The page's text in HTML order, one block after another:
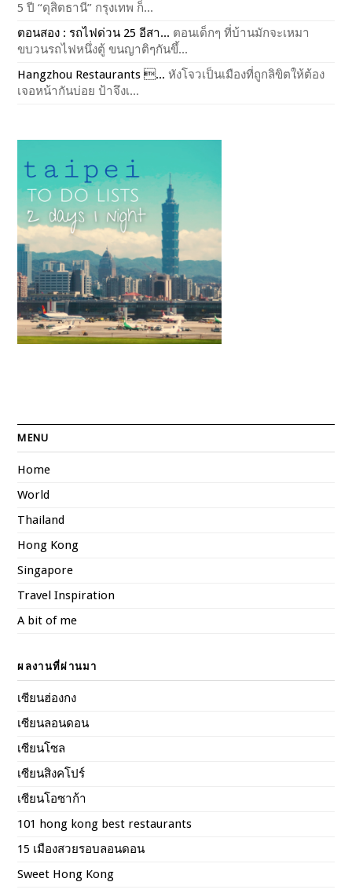
5 ปี “ดุสิตธานี” กรุงเทพ ก็...
ตอนสอง : รถไฟด่วน 25 อีสา... ตอนเด็กๆ ที่บ้านมักจะเหมา
ขบวนรถไฟหนึ่งตู้ ขนญาติๆกันขึ้...
Hangzhou Restaurants ... หังโจวเป็นเมืองที่ถูกลิขิตให้ต้อง
เจอหน้ากันบ่อย ป้าจึงเ...
MENU
Home
World
Thailand
Hong Kong
Singapore
Travel Inspiration
A bit of me
ผลงานที่ผ่านมา
เซียนฮ่องกง
เซียนลอนดอน
เซียนโซล
เซียนสิงคโปร์
เซียนโอซาก้า
101 hong kong best restaurants
15 เมืองสวยรอบลอนดอน
Sweet Hong Kong